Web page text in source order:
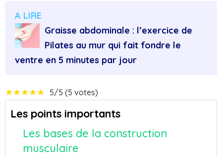
A LIRE
Graisse abdominale : l’exercice de
Pilates au mur qui fait fondre le
ventre en 5 minutes par jour
★★★★★ 5/5 (5 votes)
Les points importants
Les bases de la construction
musculaire